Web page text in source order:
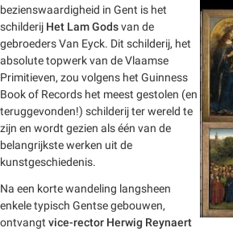
bezienswaardigheid in Gent is het
schilderij Het Lam Godsvan de
gebroeders Van Eyck. Dit schilderij, het
absolute topwerk van de Vlaamse
Primitieven, zou volgens het Guinness
Book of Records het meest gestolen (en
teruggevonden!) schilderij ter wereld te
zijn en wordt gezien als één van de
belangrijkste werken uit de
kunstgeschiedenis.
Na een korte wandeling langsheen
enkele typisch Gentse gebouwen,
ontvangt vice-rector Herwig Reynaert